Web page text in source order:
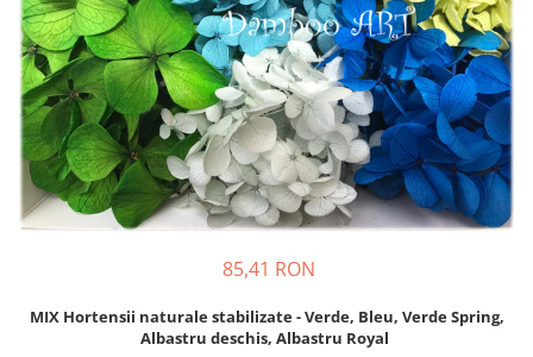
85,41 RON
MIX Hortensii naturale stabilizate - Verde, Bleu, Verde Spring,
Albastru deschis, Albastru Royal